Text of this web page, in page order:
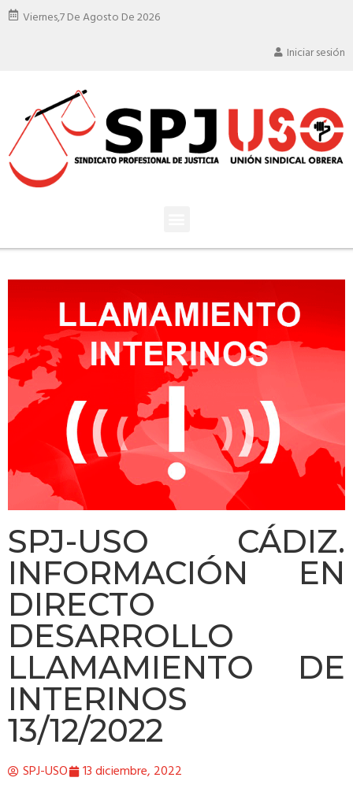
Viernes,7 De Agosto De 2026
Iniciar sesión
SPJ-USO CÁDIZ.
INFORMACIÓN EN
DIRECTO
DESARROLLO
LLAMAMIENTO DE
INTERINOS
13/12/2022
SPJ-USO 13 diciembre, 2022